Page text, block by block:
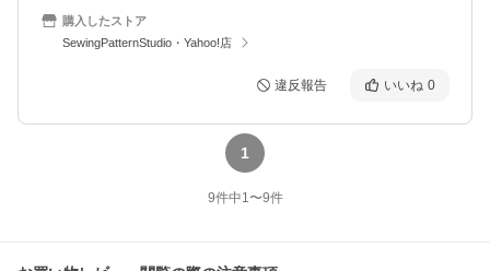
購入したストア
SewingPatternStudio・Yahoo!店
違反報告 いいね 0
1
9件中1〜9件